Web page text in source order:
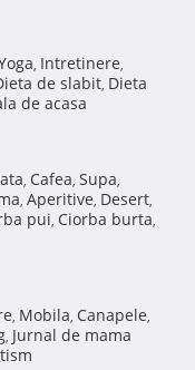
, Intretinere,
de slabit, Dieta
de acasa
, Cafea, Supa,
, Aperitive, Desert,
pui, Ciorba burta,
, Mobila, Canapele,
, Jurnal de mama